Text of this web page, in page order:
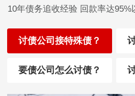
10年债务追收经验 回款率达
讨债公司接特殊债？
要债公司怎么讨债？